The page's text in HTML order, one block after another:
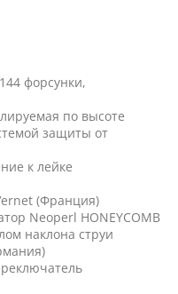
форсунки,
по высоте
защиты от
к лейке
(Франция)
Neoperl HONEYCOMB
наклона струи